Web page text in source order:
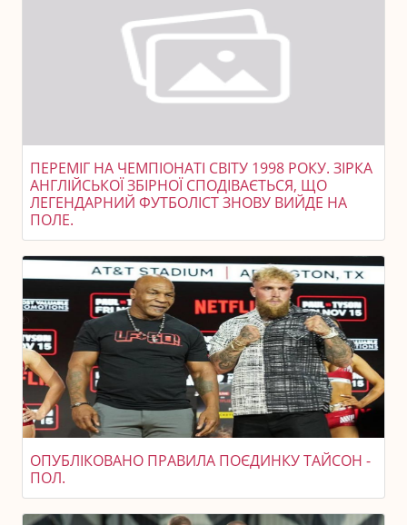
ПЕРЕМІГ НА ЧЕМПІОНАТІ СВІТУ 1998 РОКУ. ЗІРКА
АНГЛІЙСЬКОЇ ЗБІРНОЇ СПОДІВАЄТЬСЯ, ЩО
ЛЕГЕНДАРНИЙ ФУТБОЛІСТ ЗНОВУ ВИЙДЕ НА
ПОЛЕ.
ОПУБЛІКОВАНО ПРАВИЛА ПОЄДИНКУ ТАЙСОН -
ПОЛ.